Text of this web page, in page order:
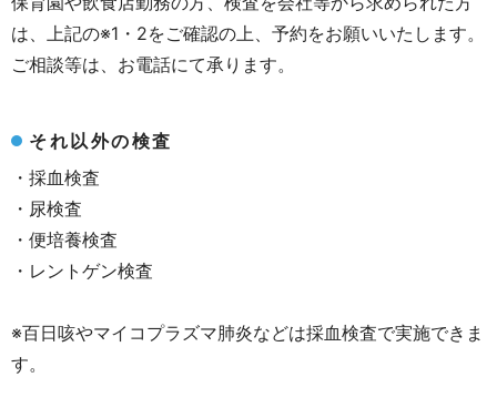
は、上記の※1・2をご確認の上、予約をお願いいたします。
ご相談等は、お電話にて承ります。
それ以外の検査
・採血検査
・尿検査
・便培養検査
・レントゲン検査
※百日咳やマイコプラズマ肺炎などは採血検査で実施できま
す。